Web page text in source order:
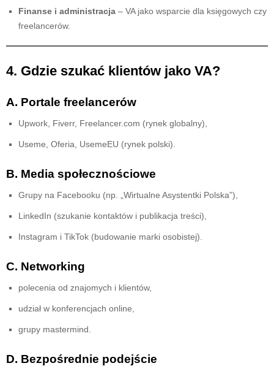
Finanse i administracja – VA jako wsparcie dla księgowych czy
freelancerów.
4. Gdzie szukać klientów jako VA?
A. Portale freelancerów
Upwork, Fiverr, Freelancer.com (rynek globalny),
Useme, Oferia, UsemeEU (rynek polski).
B. Media społecznościowe
Grupy na Facebooku (np. „Wirtualne Asystentki Polska”),
LinkedIn (szukanie kontaktów i publikacja treści),
Instagram i TikTok (budowanie marki osobistej).
C. Networking
polecenia od znajomych i klientów,
udział w konferencjach online,
grupy mastermind.
D. Bezpośrednie podejście